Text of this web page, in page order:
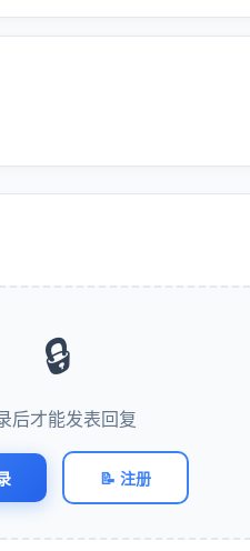
🔒
后才能发表回复
📝 注册